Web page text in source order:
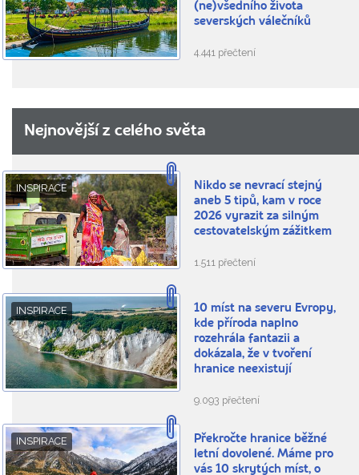
(ne)všedního života
severských válečníků
4.441 přečtení
Nejnovější z celého světa
INSPIRACE
Nikdo se nevrací stejný
aneb 5 tipů, kam v roce
2026 vyrazit za silným
cestovatelským zážitkem
1.511 přečtení
INSPIRACE
10 míst na severu Evropy,
kde příroda naplno
rozehrála fantazii a
dokázala, že v tvoření
hranice neexistují
9.093 přečtení
INSPIRACE
Překročte hranice běžné
letní dovolené. Máme pro
vás 10 skrytých míst, o